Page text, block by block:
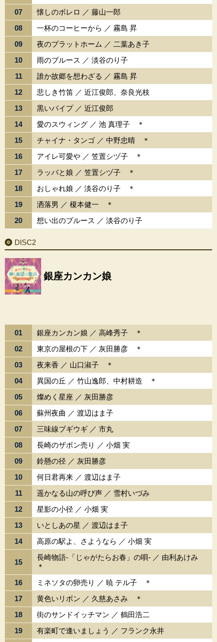
07
懐しのボレロ ／ 藤山一郎
08
一杯のコーヒーから ／ 霧島 昇
09
夜のプラットホーム ／ 二葉あき子
10
雨のブルース ／ 淡谷のり子
11
誰か故郷を想わざる ／ 霧島 昇
12
悲しき竹笛 ／ 近江俊郎、奈良光枝
13
黒いパイプ ／ 近江俊郎
14
愛のスウィング ／ 池 真理子 ＊
15
チャイナ・タンゴ ／ 中野忠晴 ＊
16
アイレ可愛や ／ 笠置シヅ子 ＊
17
ラッパと娘 ／ 笠置シヅ子 ＊
18
おしゃれ娘 ／ 淡谷のり子 ＊
19
洒落男 ／ 榎本健一 ＊
20
想い出のブルース ／ 淡谷のり子
DISC2
銀座カンカン娘
01
銀座カンカン娘 ／ 高峰秀子 ＊
02
東京の屋根の下 ／ 灰田勝彦 ＊
03
夜来香 ／ 山口淑子 ＊
04
異国の丘 ／ 竹山逸郎、中村耕造 ＊
05
燦めく星座 ／ 灰田勝彦
06
蘇州夜曲 ／ 渡辺はま子
07
三味線ブギウギ ／ 市丸
08
長崎のザボン売り ／ 小畑 実
09
鈴懸の径 ／ 灰田勝彦
10
何日君再来 ／ 渡辺はま子
11
遥かなる山の呼び声 ／ 雪村いづみ
12
星影の小径 ／ 小畑 実
13
いとしあの星 ／ 渡辺はま子
14
高原の駅よ、さようなら ／ 小畑 実
15
長崎物語-「じゃがたらお春」の唄- ／ 由利あけみ
＊
16
ミネソタの卵売り ／ 暁 テル子 ＊
17
黄色いリボン ／ 久慈あさみ ＊
18
街のサンドイッチマン ／ 鶴田浩二
19
有楽町で逢いましょう ／ フランク永井